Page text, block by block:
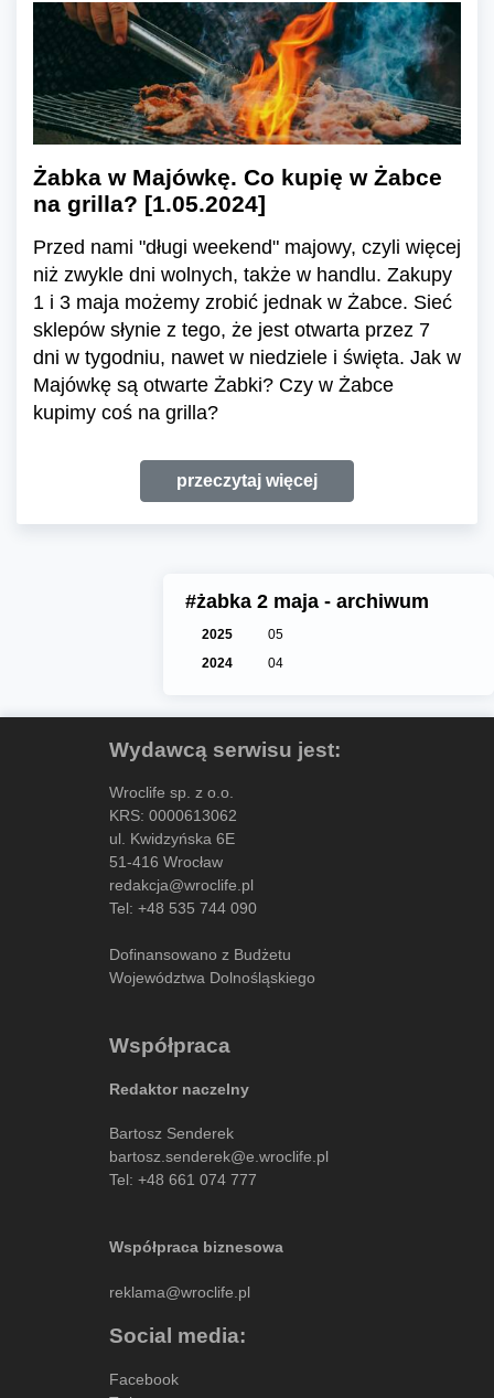
Żabka w Majówkę. Co kupię w Żabce
na grilla? [1.05.2024]
Przed nami "długi weekend" majowy, czyli więcej
niż zwykle dni wolnych, także w handlu. Zakupy
1 i 3 maja możemy zrobić jednak w Żabce. Sieć
sklepów słynie z tego, że jest otwarta przez 7
dni w tygodniu, nawet w niedziele i święta. Jak w
Majówkę są otwarte Żabki? Czy w Żabce
kupimy coś na grilla?
przeczytaj więcej
#żabka 2 maja - archiwum
2025
05
2024
04
Wydawcą serwisu jest:
Wroclife sp. z o.o.
KRS: 0000613062
ul. Kwidzyńska 6E
51-416 Wrocław
redakcja@wroclife.pl
Tel: +48 535 744 090
Dofinansowano z Budżetu
Województwa Dolnośląskiego
Współpraca
Redaktor naczelny
Bartosz Senderek
bartosz.senderek@e.wroclife.pl
Tel: +48 661 074 777
Współpraca biznesowa
reklama@wroclife.pl
Social media:
Facebook